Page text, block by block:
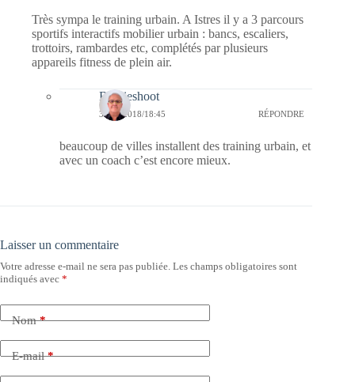
Très sympa le training urbain. A Istres il y a 3 parcours
sportifs interactifs mobilier urbain : bancs, escaliers,
trottoirs, rambardes etc, complétés par plusieurs
appareils fitness de plein air.
Bernieshoot
31/01/2018/18:45 RÉPONDRE
beaucoup de villes installent des training urbain, et
avec un coach c’est encore mieux.
Laisser un commentaire
Votre adresse e-mail ne sera pas publiée. Les champs obligatoires sont
indiqués avec *
Nom*
E-mail*